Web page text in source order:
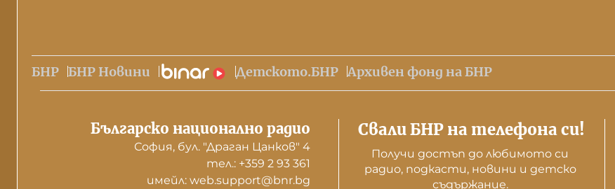
БНР БНР Новини Детското.БНР Архивен фонд на БНР
Българско национално радио
София, бул. "Драган Цанков" 4
тел.: +359 2 93 361
имейл: web.support@bnr.bg
Свали БНР на телефона си!
Получи достъп до любимото си
радио, подкасти, новини и детско
съдържание.